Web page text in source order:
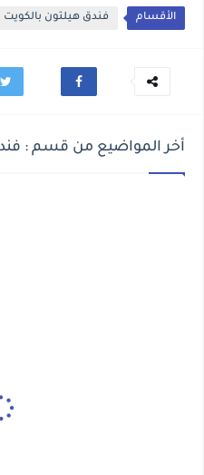
الأقسام فندق هيلتون بالكويت
أخر المواضيع من قسم :